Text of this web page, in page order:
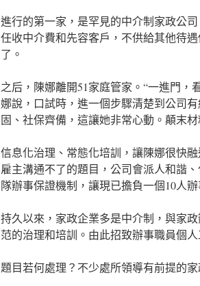
進行的第一家，是罕見的中介制家政公
任收中介費和先容客戶，不供給其他待
了。
之后，陳娜離開51家庭管家。“一進門，
娜說，口試時，進一個步驟清楚到公司
固、社保齊備，這讓她非常心動。顛末
信息化治理、常態化培訓，讓陳娜很快
雇主溝通不了的題目，公司會派人和諧
隊辦事保證機制，讓現已擔負一個10人
持久以來，家政企業多是中介制，與家
范的治理和培訓。由此招致辦事職員個
題目若何處理？不少處所領導有前提的